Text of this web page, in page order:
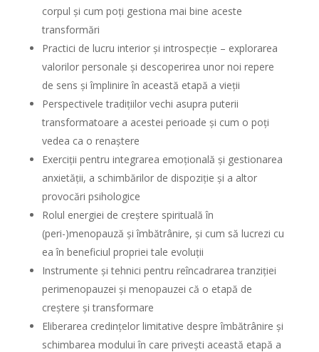
corpul și cum poți gestiona mai bine aceste
transformări
Practici de lucru interior și introspecție – explorarea
valorilor personale și descoperirea unor noi repere
de sens și împlinire în această etapă a vieții
Perspectivele tradițiilor vechi asupra puterii
transformatoare a acestei perioade și cum o poți
vedea ca o renaștere
Exerciții pentru integrarea emoțională și gestionarea
anxietății, a schimbărilor de dispoziție și a altor
provocări psihologice
Rolul energiei de creștere spirituală în
(peri-)menopauză și îmbătrânire, și cum să lucrezi cu
ea în beneficiul propriei tale evoluții
Instrumente și tehnici pentru reîncadrarea tranziției
perimenopauzei și menopauzei că o etapă de
creștere și transformare
Eliberarea credințelor limitative despre îmbătrânire și
schimbarea modului în care privești această etapă a